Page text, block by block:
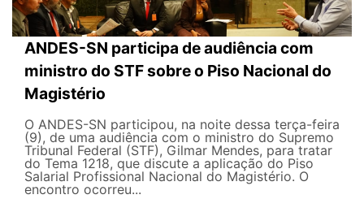
ANDES-SN participa de audiência com
ministro do STF sobre o Piso Nacional do
Magistério
O ANDES-SN participou, na noite dessa terça-feira
(9), de uma audiência com o ministro do Supremo
Tribunal Federal (STF), Gilmar Mendes, para tratar
do Tema 1218, que discute a aplicação do Piso
Salarial Profissional Nacional do Magistério. O
encontro ocorreu...